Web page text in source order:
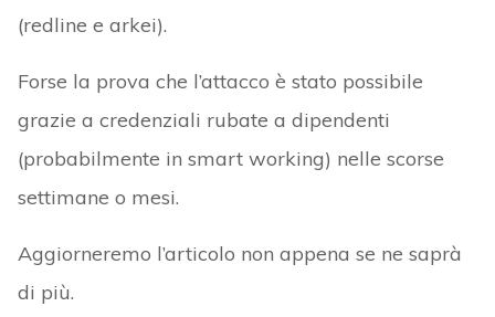
(redline e arkei).
Forse la prova che l’attacco è stato possibile
grazie a credenziali rubate a dipendenti
(probabilmente in smart working) nelle scorse
settimane o mesi.
Aggiorneremo l’articolo non appena se ne saprà
di più.